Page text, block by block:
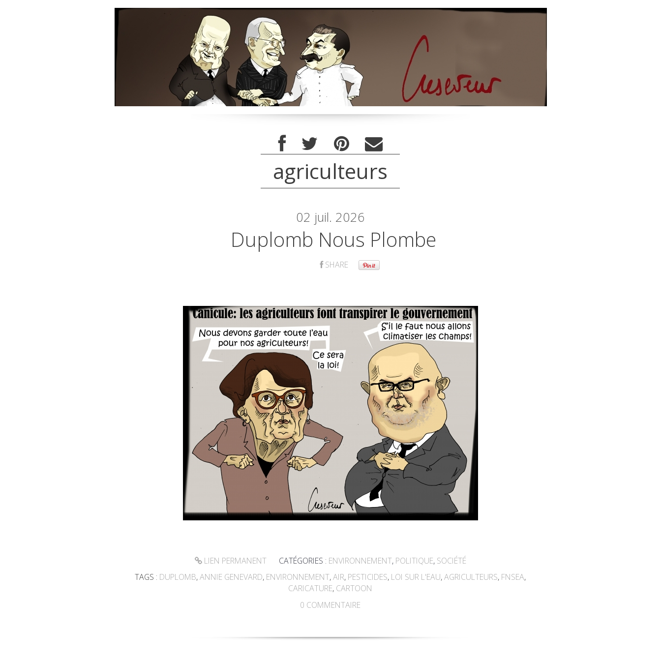
agriculteurs
02 juil. 2026
Duplomb Nous Plombe
SHARE
LIEN PERMANENT CATÉGORIES : ENVIRONNEMENT, POLITIQUE, SOCIÉTÉ
TAGS : DUPLOMB,ANNIE GENEVARD, ENVIRONNEMENT,AIR, PESTICIDES, LOI SUR L'EAU,AGRICULTEURS, FNSEA,
CARICATURE, CARTOON
0 COMMENTAIRE